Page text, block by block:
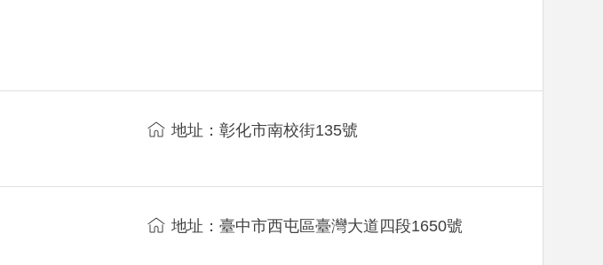
地址：彰化市南校街135號
地址：臺中市西屯區臺灣大道四段1650號